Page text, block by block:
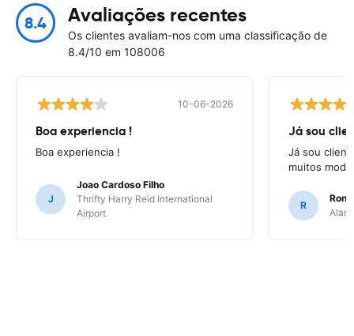
8.4 Avaliações recentes
Os clientes avaliam-nos com uma classificação de
8.4/10 em 108006
10-06-2026
Boa experiencia !
Boa experiencia !
J
Joao Cardoso Filho
Thrifty Harry Reid International
Airport
Já sou
Já sou
muitos
R